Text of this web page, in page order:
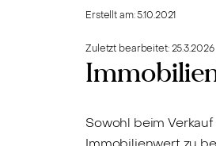
Erstellt am:5.10.2021
Zuletzt bearbeitet:25.3.2026
Sowohl beim